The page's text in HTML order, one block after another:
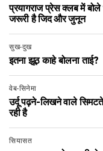
प्रयागराज प्रेस क्लब में
जरूरी है जिद और जुनून
सुख-दुख
इतना झूठ काहे बोलना ताई?
वेब-सिनेमा
उर्दू पढ़ने-लिखने वाले
रही है
सियासत